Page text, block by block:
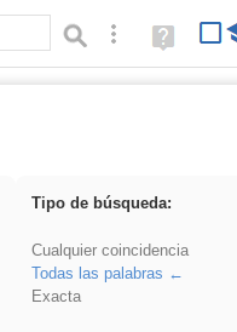
Búsqueda avanzada
Ayuda
(en
Tipo de búsqueda:
Cualquier coincidencia
Todas las palabras
Exacta